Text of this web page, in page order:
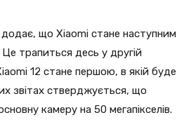
що Xiaomi стане наступним
трапиться десь у другій
12 стане першою, в якій буде
звітах стверджується, що
камеру на 50 мегапікселів.